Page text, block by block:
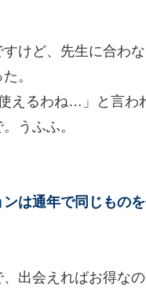
けど、先生に合わ
。
えるわね…」と言わ
うふふ。
ンは通年で同じもの
出会えればお得なの